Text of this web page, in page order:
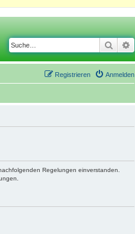
Suche
Anmelden
Registrieren
Regelungen einverstanden.